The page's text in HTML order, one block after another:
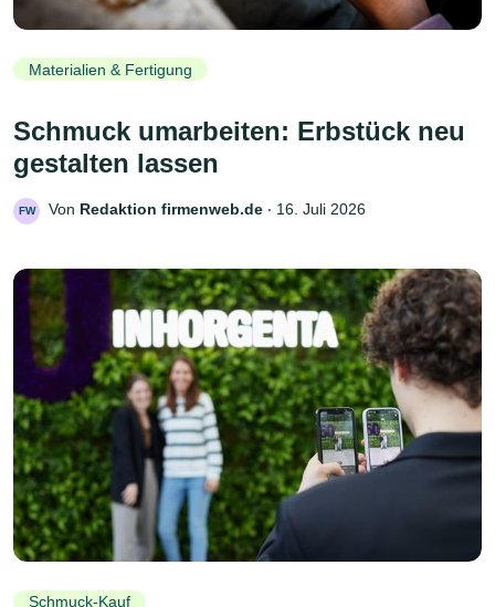
Materialien & Fertigung
Schmuck umarbeiten: Erbstück neu
gestalten lassen
FW Von Redaktion firmenweb.de ‧ 16. Juli 2026
Schmuck-Kauf